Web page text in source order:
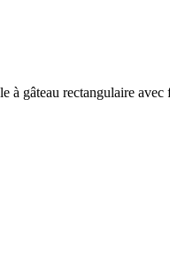
à gâteau rectangulaire